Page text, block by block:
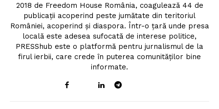
2018 de Freedom House România, coagulează 44 de
publicații acoperind peste jumătate din teritoriul
României, acoperind și diaspora. Într-o țară unde presa
locală este adesea sufocată de interese politice,
PRESShub este o platformă pentru jurnalismul de la
firul ierbii, care crede în puterea comunităților bine
informate.